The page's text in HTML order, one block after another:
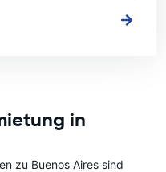
in
zu Buenos Aires sind